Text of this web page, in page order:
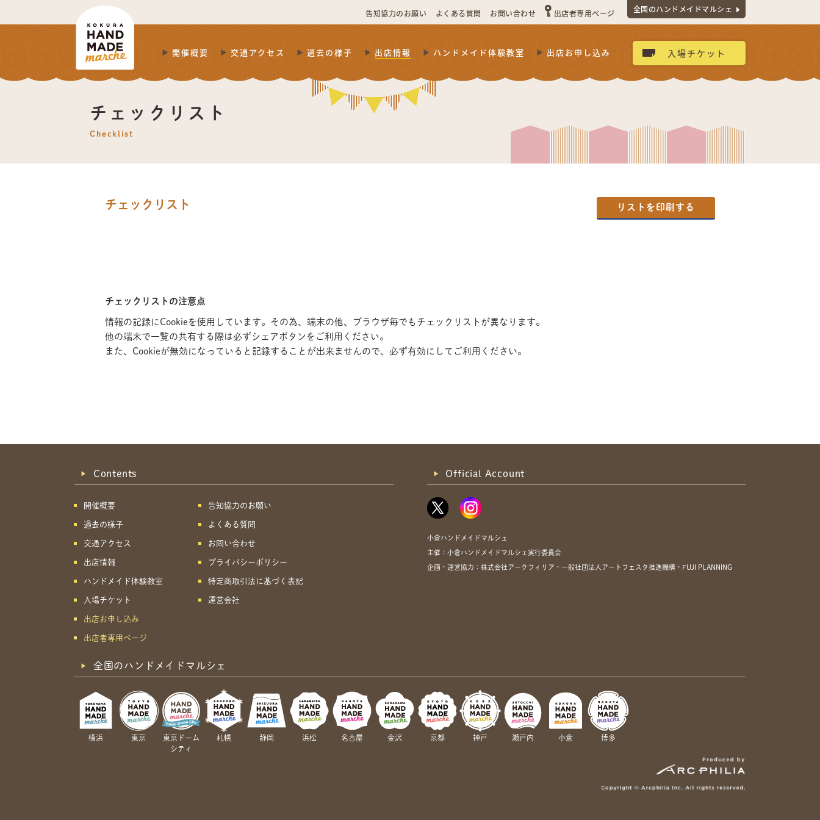
告知協力のお願い よくある質問 お問い合わせ 出店者専用ページ 全国のハンドメイドマルシェ
開催概要 交通アクセス 過去の様子 出店情報 ハンドメイド体験教室 出店お申し込み 入場チケット
チェックリスト
Checklist
チェックリスト リストを印刷する
チェックリストの注意点
情報の記録にCookieを使用しています。その為、端末の他、ブラウザ毎でもチェックリストが異なります。
他の端末で一覧の共有する際は必ずシェアボタンをご利用ください。
また、Cookieが無効になっていると記録することが出来ませんので、必ず有効にしてご利用ください。
Contents
開催概要
過去の様子
交通アクセス
出店情報
ハンドメイド体験教室
入場チケット
出店お申し込み
出店者専用ページ
告知協力のお願い
よくある質問
お問い合わせ
プライバシーポリシー
特定商取引法に基づく表記
運営会社
Official Account
小倉ハンドメイドマルシェ
主催：小倉ハンドメイドマルシェ実行委員会
企画・運営協力：株式会社アークフィリア・一般社団法人アートフェスタ推進機構・FUJI PLANNING
全国のハンドメイドマルシェ
横浜 東京
東京ドーム
シティ
札幌 静岡 浜松 名古屋 金沢 京都 神戸 瀬戸内 小倉 博多